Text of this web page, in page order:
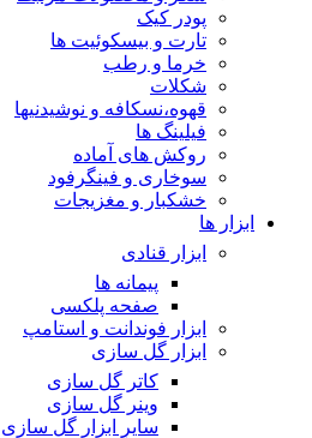
پودر کیک
تارت و بیسکوئیت ها
خرما و رطب
شکلات
قهوه،نسکافه و نوشیدنیها
فیلینگ ها
روکش های آماده
سوخاری و فینگرفود
خشکبار و مغزیجات
ابزار ها
ابزار قنادی
پیمانه ها
صفحه پلکسی
ابزار فوندانت و استامپ
ابزار گل سازی
کاتر گل سازی
وینر گل سازی
سایر ابزار گل سازی